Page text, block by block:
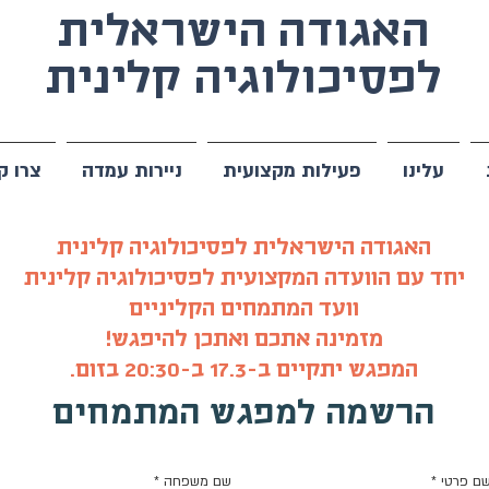
האגודה הישראלית
לפסיכולוגיה קלינית
עלינו פעילות מקצועית ניירות עמדה צרו
האגודה הישראלית לפסיכולוגיה קלינית
יחד עם הוועדה המקצועית לפסיכולוגיה קלינית
וועד המתמחים הקליניים
מזמינה אתכם ואתכן להיפגש!
המפגש יתקיים ב-17.3 ב-20:30 בזום.
הרשמה למפגש המתמחים
שם פרטי * שם משפחה *